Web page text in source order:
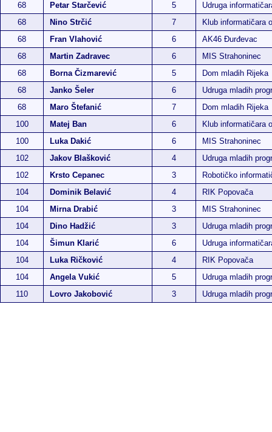
68
Petar Starčević 5
Udruga
68
Nino Strčić 7
Klub informatičara
68
Fran Vlahović 6
AK46 Đurđevac
68
Martin Zadravec 6
MIS Strahoninec
68
Borna Čizmarević 5
Dom mladih Rijeka
68
Janko Šeler 6
Udruga mladih
68
Maro Štefanić 7
Dom mladih Rijeka
100
Matej Ban 6
Klub informatičara
100
Luka Dakić 6
MIS Strahoninec
102
Jakov Blašković 4
Udruga mladih
102
Krsto Cepanec 3
Robotičko
104
Dominik Belavić 4
RIK Popovača
104
Mirna Drabić 3
MIS Strahoninec
104
Dino Hadžić 3
Udruga mladih
104
Šimun Klarić 6
Udruga
104
Luka Ričković 4
RIK Popovača
104
Angela Vukić 5
Udruga mladih
110
Lovro Jakobović 3 Udruga mladih